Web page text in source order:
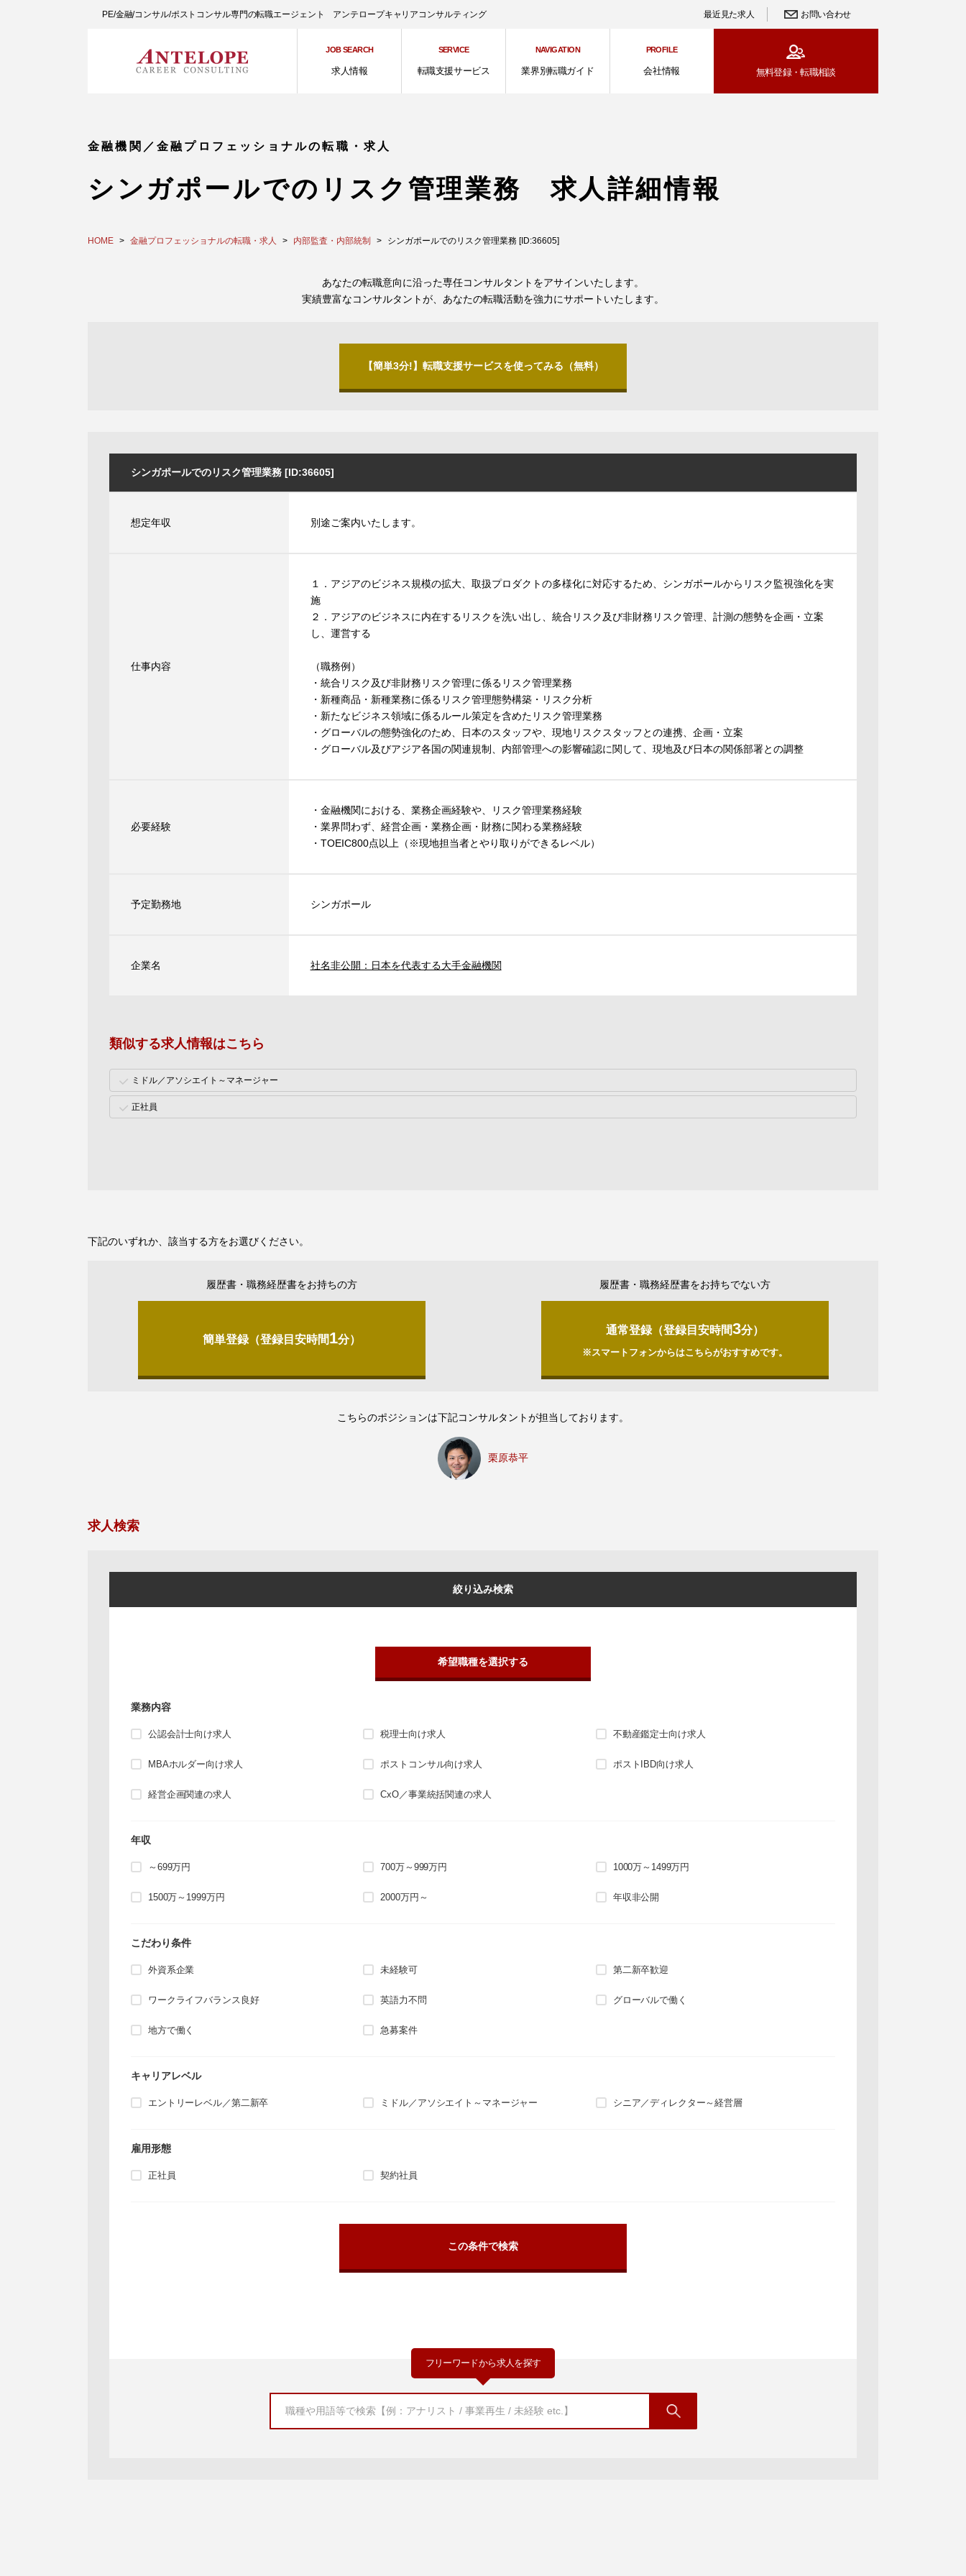
PE/金融/コンサル/ポストコンサル専門の転職エージェント アンテロープキャリアコンサルティング 最近見た求人 お問い合わせ
JOB SEARCH
求人情報
SERVICE
転職支援サービス
NAVIGATION
業界別転職ガイド
PROFILE
会社情報 無料登録・転職相談
金融機関／金融プロフェッショナルの転職・求人
シンガポールでのリスク管理業務 求人詳細情報
HOME 金融プロフェッショナルの転職・求人 内部監査・内部統制 シンガポールでのリスク管理業務 [ID:36605]
あなたの転職意向に沿った専任コンサルタントをアサインいたします。
実績豊富なコンサルタントが、あなたの転職活動を強力にサポートいたします。
【簡単3分!】転職支援サービスを使ってみる（無料）
シンガポールでのリスク管理業務 [ID:36605]
想定年収 別途ご案内いたします。
仕事内容
１．アジアのビジネス規模の拡大、取扱プロダクトの多様化に対応するため、シンガポールからリスク監視強化を実
施
２．アジアのビジネスに内在するリスクを洗い出し、統合リスク及び非財務リスク管理、計測の態勢を企画・立案
し、運営する
（職務例）
・統合リスク及び非財務リスク管理に係るリスク管理業務
・新種商品・新種業務に係るリスク管理態勢構築・リスク分析
・新たなビジネス領域に係るルール策定を含めたリスク管理業務
・グローバルの態勢強化のため、日本のスタッフや、現地リスクスタッフとの連携、企画・立案
・グローバル及びアジア各国の関連規制、内部管理への影響確認に関して、現地及び日本の関係部署との調整
必要経験
・金融機関における、業務企画経験や、リスク管理業務経験
・業界問わず、経営企画・業務企画・財務に関わる業務経験
・TOEIC800点以上（※現地担当者とやり取りができるレベル）
予定勤務地 シンガポール
企業名 社名非公開：日本を代表する大手金融機関
類似する求人情報はこちら
ミドル／アソシエイト～マネージャー
正社員
下記のいずれか、該当する方をお選びください。
履歴書・職務経歴書をお持ちの方
簡単登録（登録目安時間1分）
履歴書・職務経歴書をお持ちでない方
通常登録（登録目安時間3分）
※スマートフォンからはこちらがおすすめです。
こちらのポジションは下記コンサルタントが担当しております。
栗原恭平
求人検索
絞り込み検索
希望職種を選択する
業務内容
公認会計士向け求人 税理士向け求人 不動産鑑定士向け求人
MBAホルダー向け求人 ポストコンサル向け求人 ポストIBD向け求人
経営企画関連の求人 CxO／事業統括関連の求人
年収
～699万円 700万～999万円 1000万～1499万円
1500万～1999万円 2000万円～ 年収非公開
こだわり条件
外資系企業 未経験可 第二新卒歓迎
ワークライフバランス良好 英語力不問 グローバルで働く
地方で働く 急募案件
キャリアレベル
エントリーレベル／第二新卒 ミドル／アソシエイト～マネージャー シニア／ディレクター～経営層
雇用形態
正社員 契約社員
フリーワードから求人を探す